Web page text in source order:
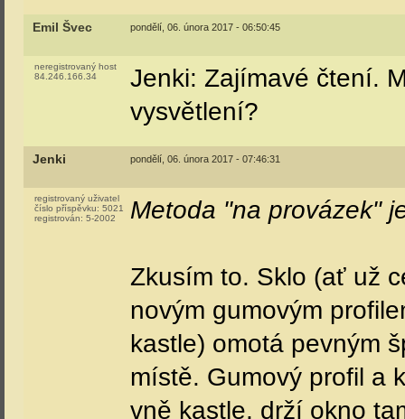
Emil Švec pondělí, 06. února 2017 - 06:50:45
neregistrovaný host
84.246.166.34
Jenki: Zajímavé čtení.
vysvětlení?
Jenki pondělí, 06. února 2017 - 07:46:31
registrovaný uživatel
číslo příspěvku: 5021
registrován: 5-2002 Metoda "na provázek"
Zkusím to. Sklo (ať už
novým gumovým
kastle) omotá pevným
místě. Gumový profil a
vně kastle, drží okno